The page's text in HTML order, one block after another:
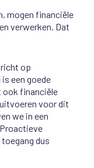
mogen financiële
verwerken. Dat
op
een goede
ook financiële
voor dit
we in een
dus